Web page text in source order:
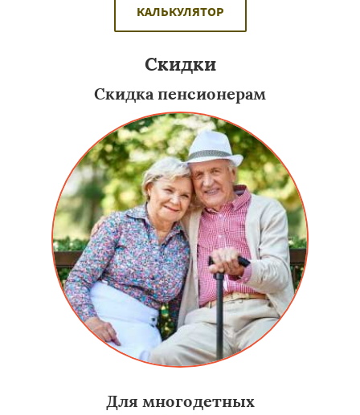
КАЛЬКУЛЯТОР
Скидки
Скидка пенсионерам
Для многодетных